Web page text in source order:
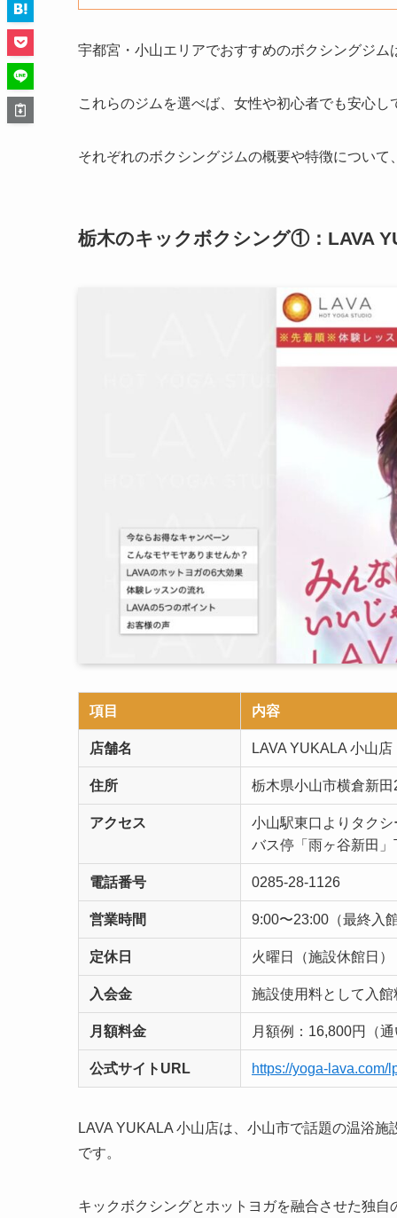
宇都宮・小山エリアでおすすめのボクシングジム
これらのジムを選べば、女性や初心者でも安心
それぞれのボクシングジムの概要や特徴について
栃木のキックボクシング①：LAVA
項目 内容
店舗名 LAVA YUKALA 小山店
住所 栃木県小山市横倉新田
アクセス
小山駅東口よりタク
バス停「雨ヶ谷新田
電話番号 0285‑28‑1126
営業時間 9:00〜23:00（最終入
定休日 火曜日（施設休館日）
入会金 施設使用料として入
月額料金 月額例：16,800円（
公式サイトURL https://yoga-lava.com/
LAVA YUKALA 小山店は、小山市で話題の温浴
です。
キックボクシングとホットヨガを融合させた独